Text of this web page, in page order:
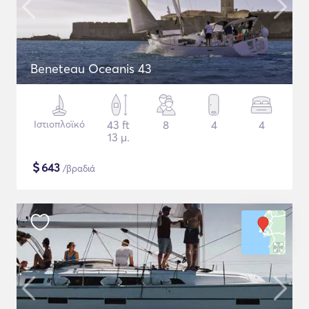
Beneteau Oceanis 43
Ιστιοπλοϊκό
43 ft
13 μ.
8 4 4
$643 /βραδιά